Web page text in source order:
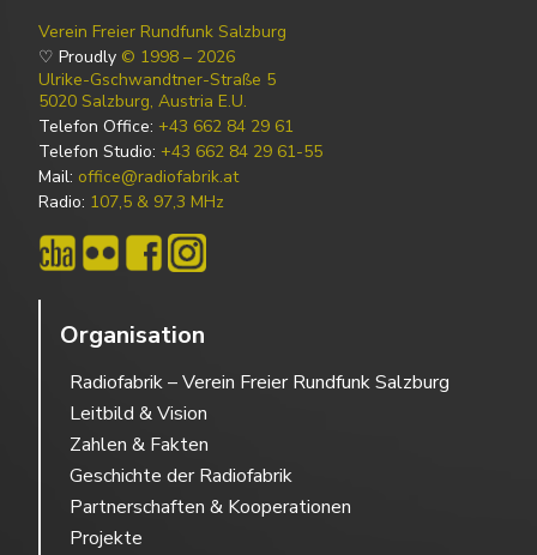
Verein Freier Rundfunk Salzburg
♡ Proudly © 1998 – 2026
Ulrike-Gschwandtner-Straße 5
5020 Salzburg, Austria E.U.
Telefon Office: +43 662 84 29 61
Telefon Studio: +43 662 84 29 61-55
Mail: office@radiofabrik.at
Radio: 107,5 & 97,3 MHz
Organisation
Radiofabrik – Verein Freier Rundfunk Salzburg
Leitbild & Vision
Zahlen & Fakten
Geschichte der Radiofabrik
Partnerschaften & Kooperationen
Projekte